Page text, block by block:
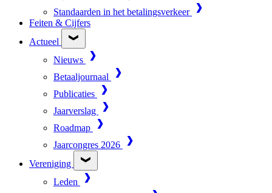
Standaarden in het betalingsverkeer
Feiten & Cijfers
Actueel
Nieuws
Betaaljournaal
Publicaties
Jaarverslag
Roadmap
Jaarcongres 2026
Vereniging
Leden